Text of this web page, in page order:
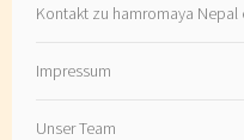
Kontakt zu hamromaya Nepal
Impressum
Unser Team